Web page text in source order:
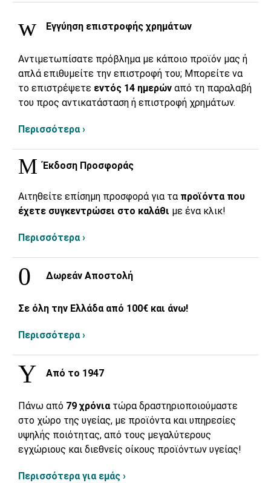
Εγγύηση επιστροφής χρημάτων
Αντιμετωπίσατε πρόβλημα με κάποιο προϊόν μας ή
απλά επιθυμείτε την επιστροφή του; Μπορείτε να
το επιστρέψετε εντός 14 ημερών από τη παραλαβή
του προς αντικατάσταση ή επιστροφή χρημάτων.
Περισσότερα ›
Έκδοση Προσφοράς
Αιτηθείτε επίσημη προσφορά για τα προϊόντα που
έχετε συγκεντρώσει στο καλάθι με ένα κλικ!
Περισσότερα ›
Δωρεάν Αποστολή
Σε όλη την Ελλάδα από 100€ και άνω!
Περισσότερα ›
Από το 1947
Πάνω από 79 χρόνια τώρα δραστηριοποιούμαστε
στο χώρο της υγείας, με προϊόντα και υπηρεσίες
υψηλής ποιότητας, από τους μεγαλύτερους
εγχώριους και διεθνείς οίκους προϊόντων υγείας!
Περισσότερα για εμάς ›